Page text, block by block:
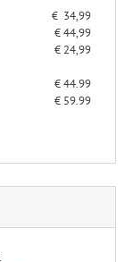
€ 34,99
€ 44,99
€ 24,99
€ 44.99
€ 59.99